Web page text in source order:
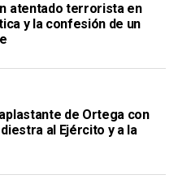
atentado terrorista en
y la confesión de un
de Ortega con
al Ejército y a la